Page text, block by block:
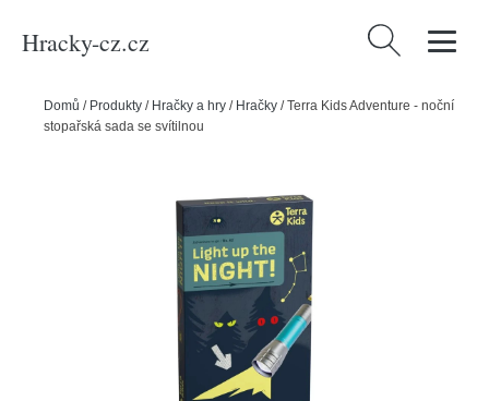
Hracky-cz.cz Vyhledávání
Domů / Produkty / Hračky a hry / Hračky /Terra Kids Adventure - noční
stopařská sada se svítilnou